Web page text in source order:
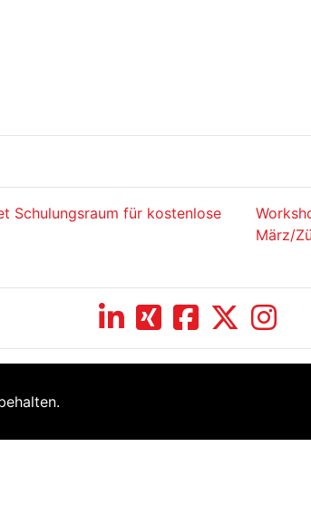
Schulungsraum für kostenlose
März/